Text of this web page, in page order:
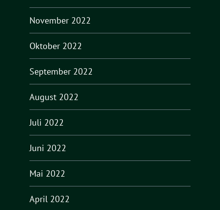
November 2022
Oktober 2022
September 2022
August 2022
Juli 2022
Juni 2022
Mai 2022
April 2022